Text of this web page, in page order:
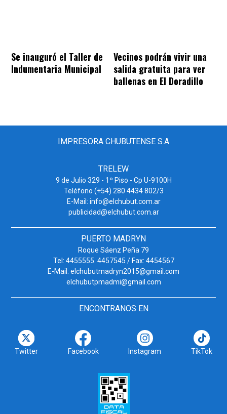
Se inauguró el Taller de
Indumentaria Municipal
Vecinos podrán vivir una
salida gratuita para ver
ballenas en El Doradillo
IMPRESORA CHUBUTENSE S.A
TRELEW
9 de Julio 329 - 1º Piso - Cp U-9100H
Teléfono (+54) 280 4434 802/3
E-Mail: info@elchubut.com.ar
publicidad@elchubut.com.ar
PUERTO MADRYN
Roque Sáenz Peña 79
Tel: 4455555. 4457545 / Fax: 4454567
E-Mail: elchubutmadryn2015@gmail.com
elchubutpmadmi@gmail.com
ENCONTRANOS EN
Twitter Facebook Instagram TikTok